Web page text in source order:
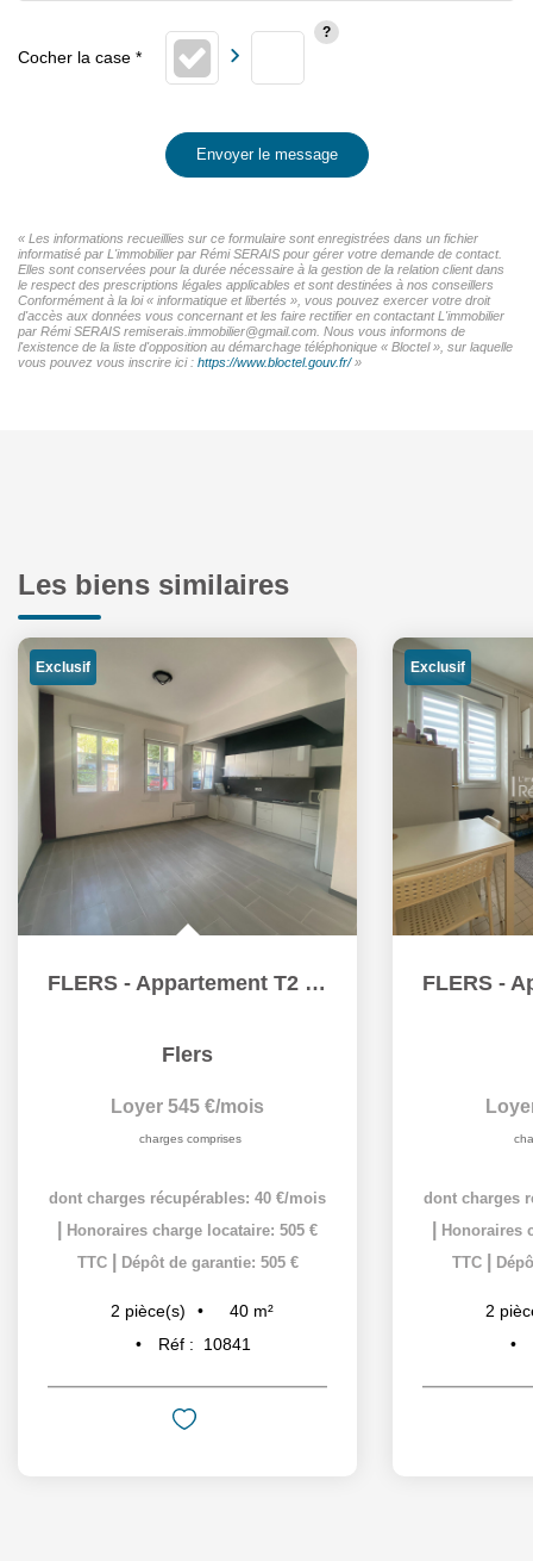
Envoyer le message
« Les informations recueillies sur ce formulaire sont enregistrées dans un fichier
informatisé par L'immobilier par Rémi SERAIS pour gérer votre demande de contact.
Elles sont conservées pour la durée nécessaire à la gestion de la relation client dans
le respect des prescriptions légales applicables et sont destinées à nos conseillers
Conformément à la loi « informatique et libertés », vous pouvez exercer votre droit
d'accès aux données vous concernant et les faire rectifier en contactant L'immobilier
par Rémi SERAIS remiserais.immobilier@gmail.com. Nous vous informons de
l'existence de la liste d'opposition au démarchage téléphonique « Bloctel », sur laquelle
vous pouvez vous inscrire ici : https://www.bloctel.gouv.fr/»
Les biens similaires
Exclusif
FLERS - Appartement T2 en rez-de-chaussée avec terrasse
Flers
Loyer 545 €/mois
charges comprises
dont charges récupérables: 40 €/mois
Honoraires charge locataire: 505 €
TTC
Dépôt de garantie: 505 €
2 pièce(s) 40 m²
Réf :
10841
Exclusif
dont charges
Honoraires
TTC
2